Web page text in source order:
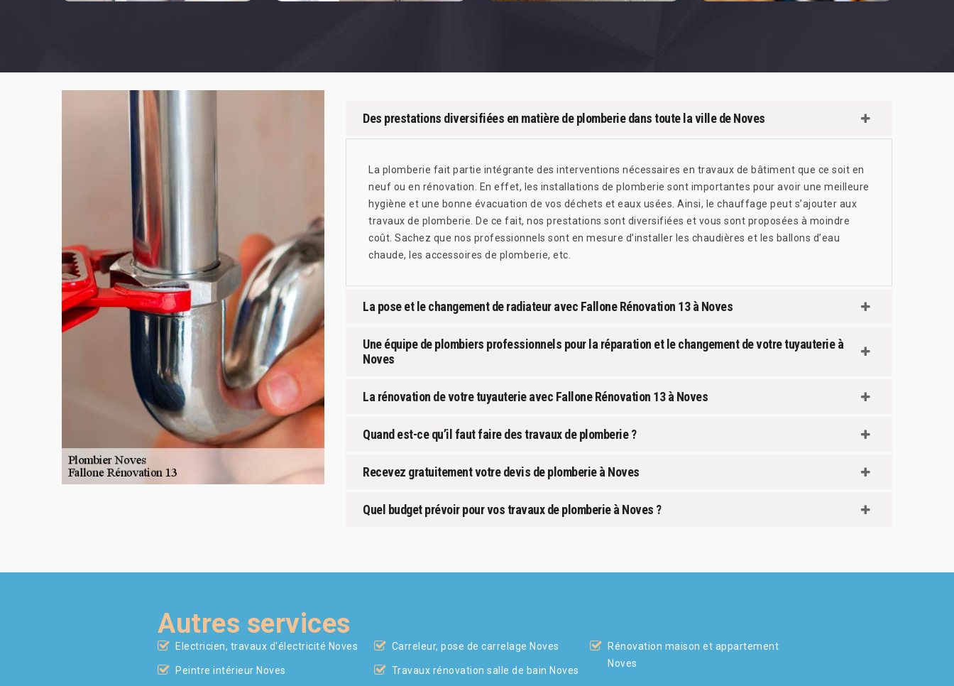
Des prestations diversifiées en matière de plomberie dans toute la ville de Noves
La plomberie fait partie intégrante des interventions nécessaires en travaux de bâtiment que ce soit en
neuf ou en rénovation. En effet, les installations de plomberie sont importantes pour avoir une meilleure
hygiène et une bonne évacuation de vos déchets et eaux usées. Ainsi, le chauffage peut s’ajouter aux
travaux de plomberie. De ce fait, nos prestations sont diversifiées et vous sont proposées à moindre
coût. Sachez que nos professionnels sont en mesure d’installer les chaudières et les ballons d’eau
chaude, les accessoires de plomberie, etc.
La pose et le changement de radiateur avec Fallone Rénovation 13 à Noves
Une équipe de plombiers professionnels pour la réparation et le changement de votre tuyauterie à
Noves
La rénovation de votre tuyauterie avec Fallone Rénovation 13 à Noves
Quand est-ce qu’il faut faire des travaux de plomberie ?
Recevez gratuitement votre devis de plomberie à Noves
Quel budget prévoir pour vos travaux de plomberie à Noves ?
Autres services
Electricien, travaux d'électricité Noves
Peintre intérieur Noves
Carreleur, pose de carrelage Noves
Travaux rénovation salle de bain Noves
Rénovation maison et appartement
Noves